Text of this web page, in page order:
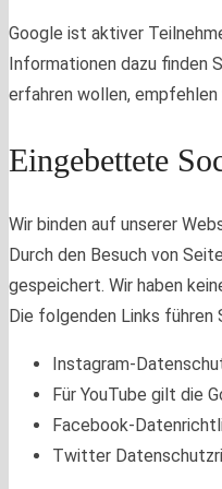
Google ist aktiver
Informationen dazu finden
erfahren wollen,
Eingebettete
Wir binden auf unserer
Durch den Besuch von
gespeichert. Wir haben
Die folgenden Links
Instagram-
Für YouTube gilt die
Facebook-
Twitter